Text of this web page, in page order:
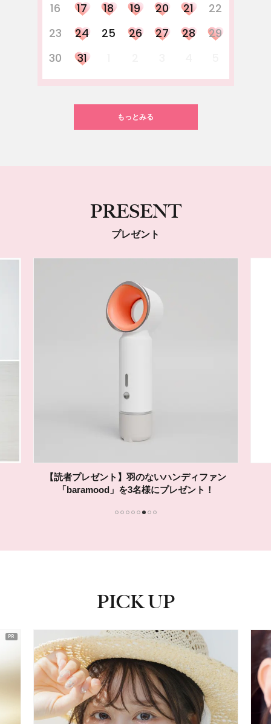
16
17 18 19 20 21
22
23
24 25 26 27 28
29
30
31
もっとみる
PRESENT
プレゼント
【読者プレゼント】羽のないハンディファン
「baramood」を3名様にプレゼント！
PICK UP